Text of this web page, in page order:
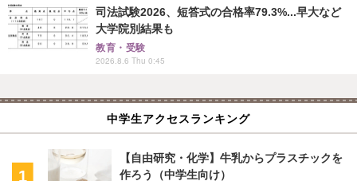
司法試験2026、短答式の合格率79.3%...早大など
大学院別結果も
教育・受験
2026.8.6 Thu 0:45
中学生アクセスランキング
【自由研究・化学】牛乳からプラスチックを
作ろう（中学生向け）